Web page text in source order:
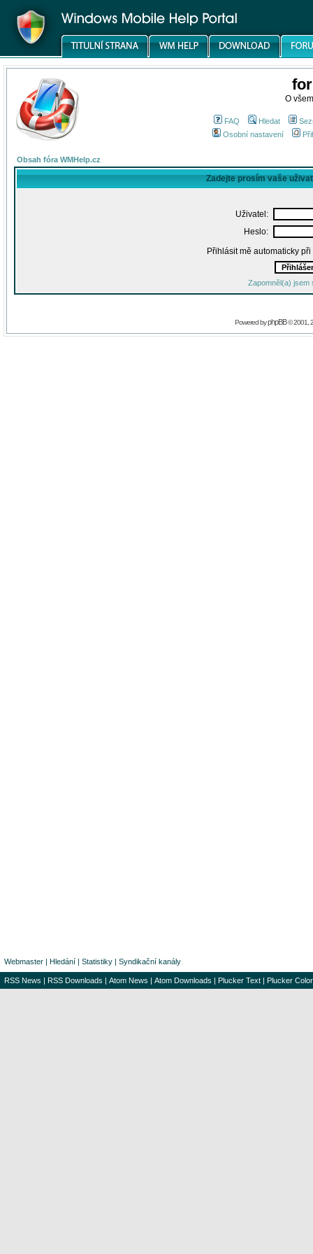
O
FAQ Hledat
Osobní nastavení
Obsah fóra WMHelp.cz
Zadejte prosím vaše
Uživatel:
Heslo:
Přihlásit mě automaticky
Zapomněl(a) jsem
Powered byphpBB© 2001,
Webmaster | Hledání | Statistiky | Syndikační kanály
RSS News | RSS Downloads | Atom News | Atom Downloads | Plucker Text | Plucker Color